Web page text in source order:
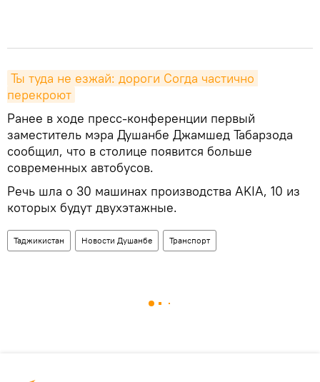
Ты туда не езжай: дороги Согда частично
перекроют
Ранее в ходе пресс-конференции первый
заместитель мэра Душанбе Джамшед Табарзода
сообщил, что в столице появится больше
современных автобусов.
Речь шла о 30 машинах производства AKIA, 10 из
которых будут двухэтажные.
Таджикистан Новости Душанбе Транспорт